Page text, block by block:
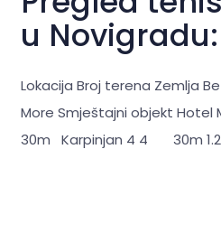
u Novigradu:
Lokacija Broj terena Zemlja
More Smještajni objekt
30m Karpinjan 4 4 30m